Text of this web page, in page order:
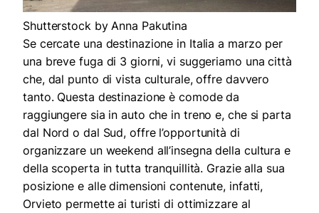
Shutterstock by Anna Pakutina
Se cercate una destinazione in Italia a marzo per
una breve fuga di 3 giorni, vi suggeriamo una città
che, dal punto di vista culturale, offre davvero
tanto. Questa destinazione è comode da
raggiungere sia in auto che in treno e, che si parta
dal Nord o dal Sud, offre l’opportunità di
organizzare un weekend all’insegna della cultura e
della scoperta in tutta tranquillità. Grazie alla sua
posizione e alle dimensioni contenute, infatti,
Orvieto permette ai turisti di ottimizzare al